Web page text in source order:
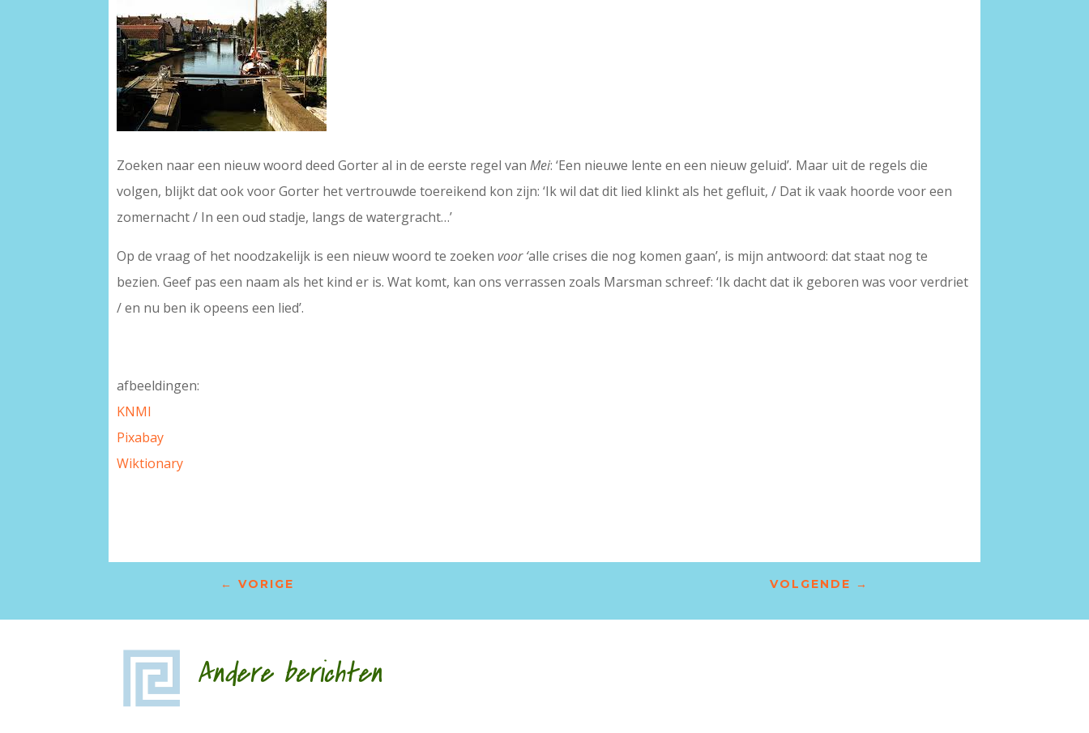
Zoeken naar een nieuw woord deed Gorter al in de eerste regel vanMei: ‘Een nieuwe lente en een nieuw geluid’. Maar uit de regels die
volgen, blijkt dat ook voor Gorter het vertrouwde toereikend kon zijn: ‘Ik wil dat dit lied klinkt als het gefluit, / Dat ik vaak hoorde voor een
zomernacht / In een oud stadje, langs de watergracht…’
Op de vraag of het noodzakelijk is een nieuw woord te zoekenvoor ‘alle crises die nog komen gaan’, is mijn antwoord: dat staat nog te
bezien. Geef pas een naam als het kind er is. Wat komt, kan ons verrassen zoals Marsman schreef: ‘Ik dacht dat ik geboren was voor verdriet
/ en nu ben ik opeens een lied’.
afbeeldingen:
KNMI
Pixabay
Wiktionary
← VORIGE VOLGENDE →
Andere berichten